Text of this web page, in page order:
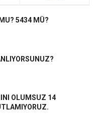
5434 MÜ?
OLUMSUZ 14